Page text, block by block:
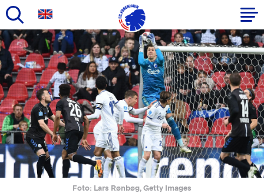
Gå
til
hovedindhold
Primær
navigation
Foto: Lars Rønbøg, Getty Images